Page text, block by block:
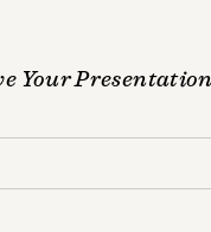
Your Presentation